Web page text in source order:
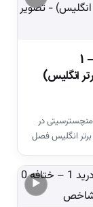
خلاصه بازی وستهم 1 – 1
انگلیس)
در
انگلیس فصل
▶